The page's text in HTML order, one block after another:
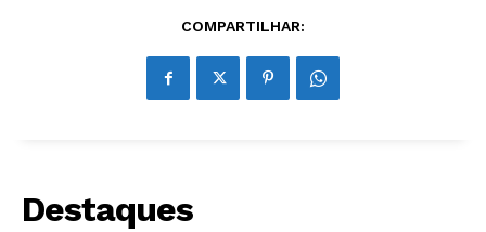
COMPARTILHAR:
Destaques